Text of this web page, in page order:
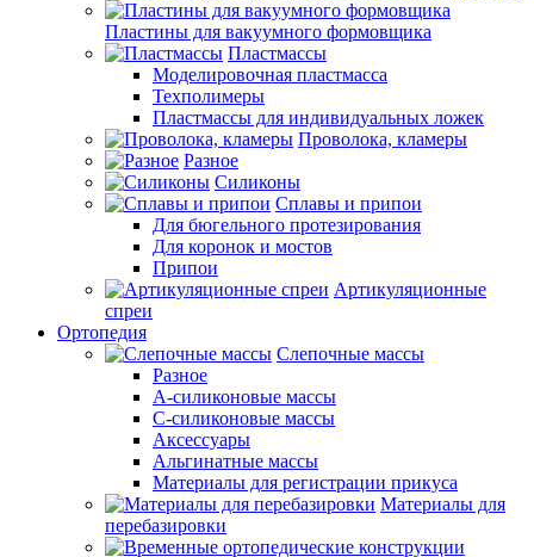
Пластины для вакуумного формовщика
Пластмассы
Моделировочная пластмасса
Техполимеры
Пластмассы для индивидуальных ложек
Проволока, кламеры
Разное
Силиконы
Сплавы и припои
Для бюгельного протезирования
Для коронок и мостов
Припои
Артикуляционные
спреи
Ортопедия
Слепочные массы
Разное
А-силиконовые массы
С-силиконовые массы
Аксессуары
Альгинатные массы
Материалы для регистрации прикуса
Материалы для
перебазировки